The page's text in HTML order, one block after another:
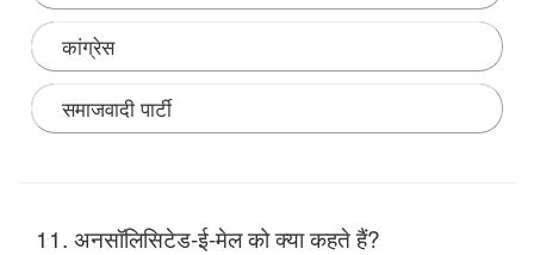
कांग्रेस
समाजवादी पार्टी
11. अनसॉलिसिटेड-ई-मेल को क्या कहते हैं?